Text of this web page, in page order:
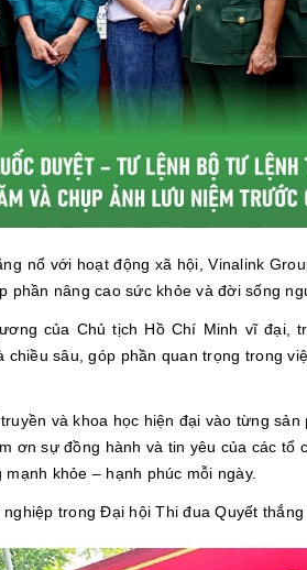
nổ với hoạt động xã hội, Vinalink
nâng cao sức khỏe và đời sống
của Chủ tịch Hồ Chí Minh vĩ đại,
sâu, góp phần quan trọng trong
và khoa học hiện đại vào từng
ơn sự đồng hành và tin yêu của các tổ
khỏe – hạnh phúc mỗi ngày.
trong Đại hội Thi đua Quyết